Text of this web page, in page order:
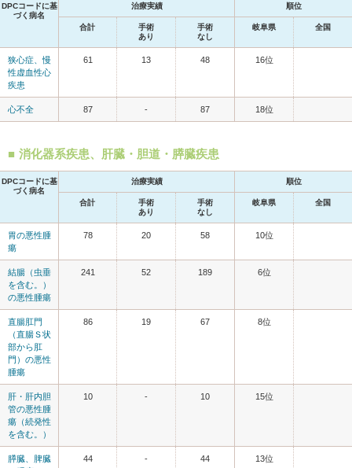
DPCコードに基
づく病名
治療実績 順位
合計
手術
あり
手術
なし
岐阜県 全国
狭心症、慢
性虚血性心
疾患
61 13 48 16位
心不全 87 - 87 18位
消化器系疾患、肝臓・胆道・膵臓疾患
DPCコードに基
づく病名
治療実績 順位
合計
手術
あり
手術
なし
岐阜県 全国
胃の悪性腫
瘍
78 20 58 10位
結腸（虫垂
を含む。）
の悪性腫瘍
241 52 189 6位
直腸肛門
（直腸Ｓ状
部から肛
門）の悪性
腫瘍
86 19 67 8位
肝・肝内胆
管の悪性腫
瘍（続発性
を含む。）
10 - 10 15位
膵臓、脾臓
44 - 44 13位